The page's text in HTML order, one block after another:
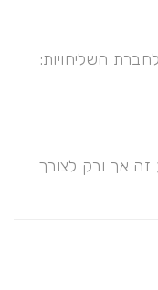
השליחויות:
אך ורק לצורך